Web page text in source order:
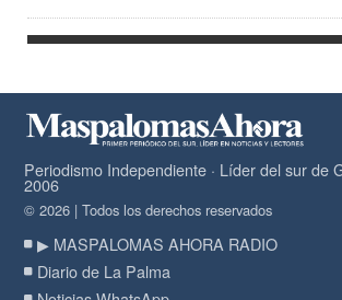
Periodismo Independiente · Líder del sur de
2006
© 2026 | Todos los derechos reservados
▶ MASPALOMAS AHORA RADIO
Diario de La Palma